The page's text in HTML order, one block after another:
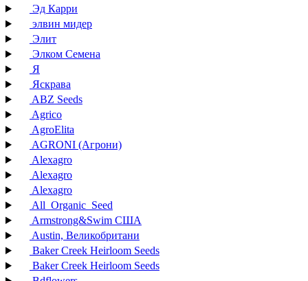
Эд Карри
элвин мидер
Элит
Элком Семена
Я
Яскрава
ABZ Seeds
Agrico
AgroElita
AGRONI (Агрони)
Alexagro
Alexagro
Alexagro
All_Organic_Seed
Armstrong&Swim США
Austin, Великобритани
Baker Creek Heirloom Seeds
Baker Creek Heirloom Seeds